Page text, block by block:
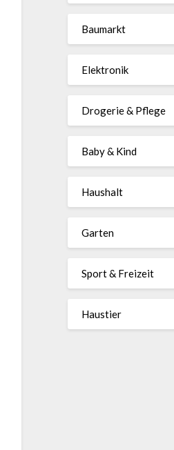
Baumarkt
Elektronik
Drogerie & Pflege
Baby & Kind
Haushalt
Garten
Sport & Freizeit
Haustier